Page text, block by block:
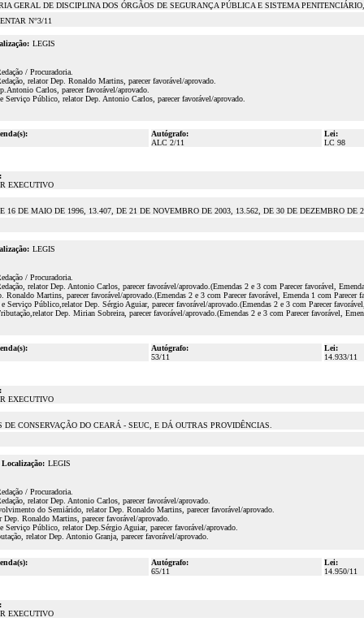
GERAL DE DISCIPLINA DOS ÓRGÃOS DE SEGURANÇA PÚBLICA E SISTEMA
N°3/11
LEGIS
/ Procuradoria.
relator Dep. Ronaldo Martins, parecer favorável/aprovado.
Carlos, parecer favorável/aprovado.
Público, relator Dep. Antonio Carlos, parecer favorável/aprovado.
Autógrafo:
ALC 2/11
Lei:
LC 98
EXECUTIVO
16 DE MAIO DE 1996, 13.407, DE 21 DE NOVEMBRO DE 2003, 13.562, DE 30 DE DEZEMBRO
LEGIS
/ Procuradoria.
relator Dep. Antonio Carlos, parecer favorável/aprovado.(Emendas 2 e 3 com Parecer favorável,
Martins, parecer favorável/aprovado.(Emendas 2 e 3 com Parecer favorável, Emenda 1 com Parecer
Público,relator Dep. Sérgio Aguiar, parecer favorável/aprovado.(Emendas 2 e 3 com Parecer
Dep. Mirian Sobreira, parecer favorável/aprovado.(Emendas 2 e 3 com Parecer favorável,
Autógrafo:
53/11
Lei:
14.933/11
EXECUTIVO
CONSERVAÇÃO DO CEARÁ - SEUC, E DÁ OUTRAS PROVIDÊNCIAS.
Localização: LEGIS
/ Procuradoria.
relator Dep. Antonio Carlos, parecer favorável/aprovado.
do Semiárido, relator Dep. Ronaldo Martins, parecer favorável/aprovado.
Ronaldo Martins, parecer favorável/aprovado.
Público, relator Dep.Sérgio Aguiar, parecer favorável/aprovado.
relator Dep. Antonio Granja, parecer favorável/aprovado.
Autógrafo:
65/11
Lei:
14.950/11
EXECUTIVO